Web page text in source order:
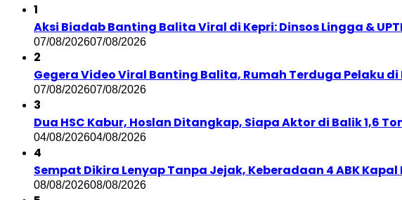
1
Aksi Biadab Banting Balita Viral di Kepri: Dinsos Lingga &
07/08/202607/08/2026
2
Gegera Video Viral Banting Balita, Rumah Terduga Pelaku
07/08/202607/08/2026
3
Dua HSC Kabur, Hoslan Ditangkap, Siapa Aktor di Balik 1,6
04/08/202604/08/2026
4
Sempat Dikira Lenyap Tanpa Jejak, Keberadaan 4 ABK
08/08/202608/08/2026